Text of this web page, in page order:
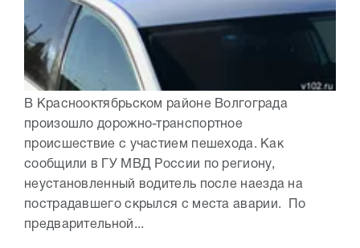
В Краснооктябрьском районе Волгограда
произошло дорожно-транспортное
происшествие с участием пешехода. Как
сообщили в ГУ МВД России по региону,
неустановленный водитель после наезда на
пострадавшего скрылся с места аварии. По
предварительной...